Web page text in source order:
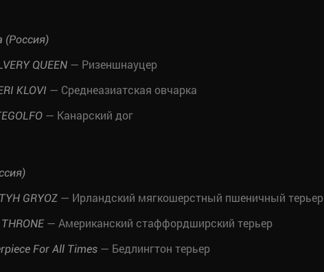
(Россия)
QUEEN — Ризеншнауцер
KLOVI — Среднеазиатская овчарка
— Канарский дог
GRYOZ — Ирландский мягкошерстный пшеничный терьер
— Американский стаффордширский терьер
For All Times — Бедлингтон терьер